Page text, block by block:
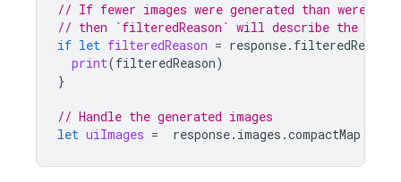
// If fewer images were generated than were
// then `filteredReason` will describe the
if let filteredReason = response. filteredReason
print(filteredReason)
}
// Handle the generated images
let uiImages = response. images .compactMap